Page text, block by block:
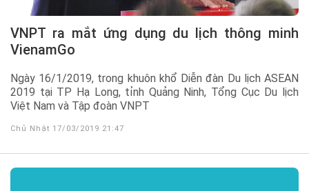
VNPT ra mắt ứng dụng du lịch thông minh
VienamGo
Ngày 16/1/2019, trong khuôn khổ Diễn đàn Du lịch ASEAN
2019 tại TP Hạ Long, tỉnh Quảng Ninh, Tổng Cục Du lịch
Việt Nam và Tập đoàn VNPT
Chủ Nhật 17/03/2019 21:47